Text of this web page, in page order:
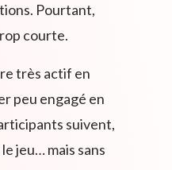
Pourtant,
courte.
très actif en
peu engagé en
suivent,
jeu… mais sans